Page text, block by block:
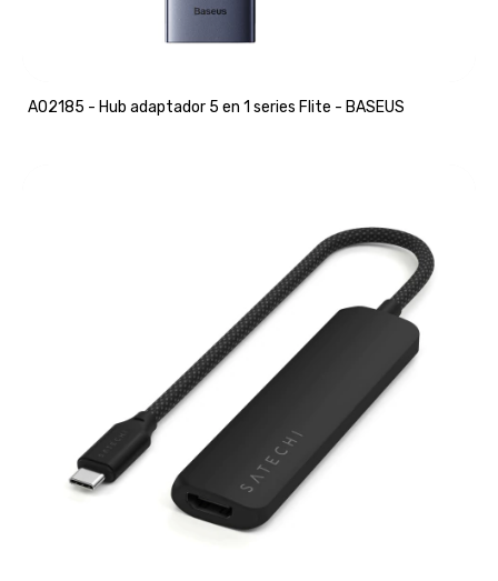
A02185 - Hub adaptador 5 en 1 series Flite - BASEUS